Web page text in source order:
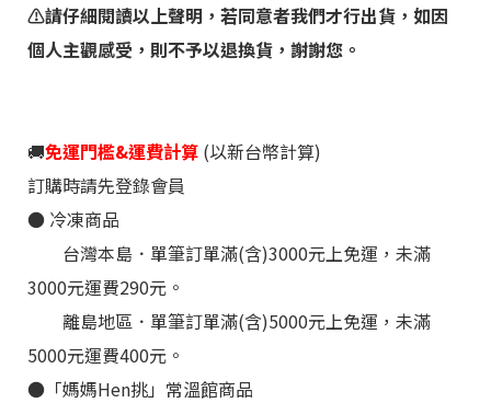
⚠️請仔細閱讀以上聲明，若同意者我們才行出貨，如因
個人主觀感受，則不予以退換貨，謝謝您。
🚚免運門檻&運費計算 (以新台幣計算)
訂購時請先登錄會員
● 冷凍商品
台灣本島．單筆訂單滿(含)3000元上免運，未滿
3000元運費290元。
離島地區 ． 單筆訂單滿(含)5000元上免運，未滿
5000元運費400元。
● 「媽媽Hen挑」 常溫館商品